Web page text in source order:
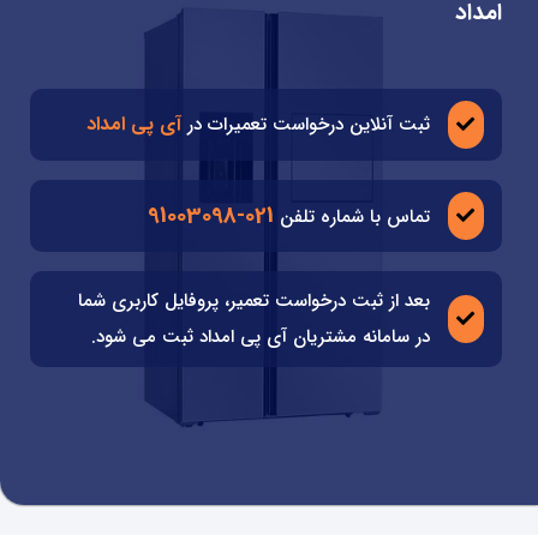
امداد
ثبت آنلاین درخواست تعمیرات درآی پی امداد
تماس با شماره تلفن 021-91003098
بعد از ثبت درخواست تعمیر، پروفایل کاربری شما
در سامانه مشتریان آی پی امداد ثبت می شود.